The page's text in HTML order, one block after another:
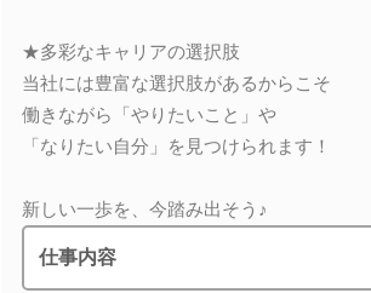
★多彩なキャリアの選択肢
当社には豊富な選択肢があるからこそ
働きながら「やりたいこと」や
「なりたい自分」を見つけられます！
新しい一歩を、今踏み出そう♪
仕事内容